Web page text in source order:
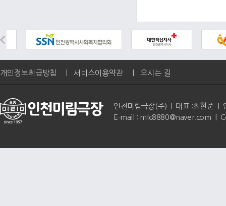
개인정보취급방침 서비스이용약관 오시는 길
인천미림극장(주) | 대표 :최현준 |
E-mail : mlc8880@naver.com |